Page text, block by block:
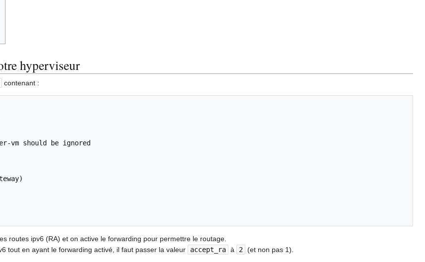
hyperviseur
contenant :
vm should be ignored
routes ipv6 (RA) et on active le forwarding pour permettre le routage.
tout en ayant le forwarding activé, il faut passer la valeur
accept_ra à 2 (et non pas 1).